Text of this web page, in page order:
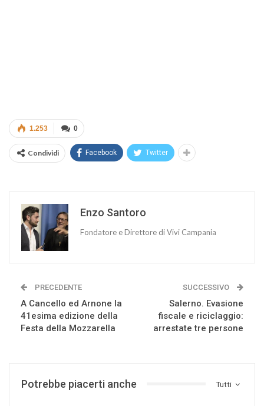
0
1.253
Condividi Facebook Twitter
Enzo Santoro
Fondatore e Direttore di Vivi Campania
PRECEDENTE
A Cancello ed Arnone la
41esima edizione della
Festa della Mozzarella
SUCCESSIVO
Salerno. Evasione
fiscale e riciclaggio:
arrestate tre persone
Tutti
Potrebbe piacerti anche